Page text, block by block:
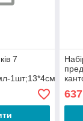
7
1шт;13*4см/
9289-1
637